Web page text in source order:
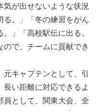
気が出せないような状況
る。」「冬の練習をがん
」「高校駅伝に出る。
で、チームに貢献でき
元キャプテンとして、引
い距離に対応できるよ
員として、関東大会、全